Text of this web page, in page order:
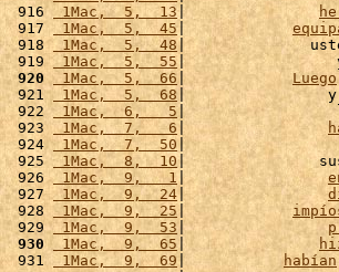
916
1Mac,  5,  13|
917
1Mac,  5,  45|
918
1Mac,  5,  48|
919 1Mac,  5,  55 |
920 1Mac,  5,  66| Luego
921
1Mac,  5,  68 |
922 1Mac,  6,   5|
923
1Mac,  7,   6 |
924 1Mac,  7,  50
925 1Mac,  8,  10|
926 1Mac,  9,   1 |
927 1Mac,  9,  24 |
928 1Mac,  9,  25 |
929 1Mac,  9,  53|
930
1Mac,  9,  65|
931
1Mac,  9,  69| habían